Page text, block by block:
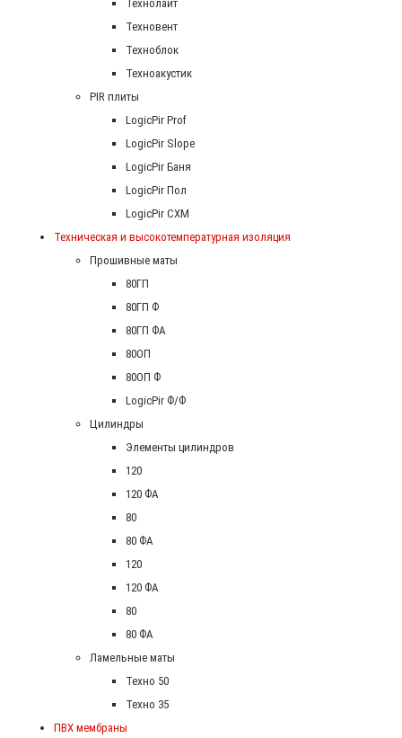
Технолайт
Техновент
Техноблок
Техноакустик
PIR плиты
LogicPir Prof
LogicPir Slope
LogicPir Баня
LogicPir Пол
LogicPir СХМ
Техническая и высокотемпературная изоляция
Прошивные маты
80ГП
80ГП Ф
80ГП ФА
80ОП
80ОП Ф
LogicPir Ф/Ф
Цилиндры
Элементы цилиндров
120
120 ФА
80
80 ФА
120
120 ФА
80
80 ФА
Ламельные маты
Техно 50
Техно 35
ПВХ мембраны